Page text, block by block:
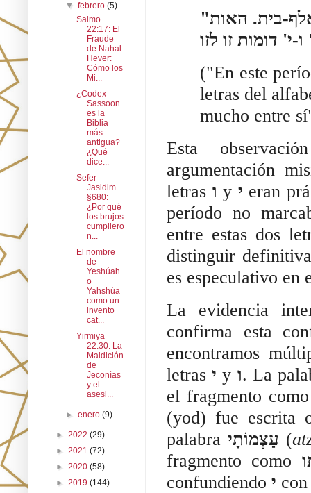
"בתקופה זו, מטשטשים הבדלי הגובה בין אותיות האלף-בית. האות
("En este
mucho entre
Esta
argumentación
letras ו y י eran
período no
entre estas dos
distinguir
es especulativo en
La evidencia
confirma esta
encontramos
letrasי y ו. La
el fragmento
(yod) fue escrita
palabra עַצְמוֹתָי (
fragmento como
confundiendo י
▼febrero(5)
Salmo
22:17: El
Fraude
de Nahal
Hever:
Cómo los
Mi...
¿Codex
Sassoon
es la
Biblia
más
antigua?
¿Qué
dice...
Sefer
Jasidim
§680:
¿Por qué
los brujos
cumpliero
n...
El nombre
de
Yeshúah
o
Yahshúa
como un
invento
cat...
Yirmiya
22:30: La
Maldición
de
Jeconías
y el
asesi...
►enero(9)
► 2022 (29)
► 2021 (72)
► 2020 (58)
► 2019 (144)